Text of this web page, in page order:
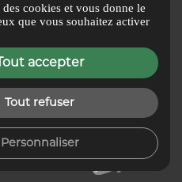
cookies et vous donne le
que vous souhaitez activer
accepter
Tout refuser
Personnaliser